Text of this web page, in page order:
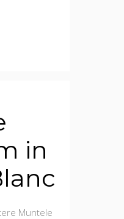
in
Muntele